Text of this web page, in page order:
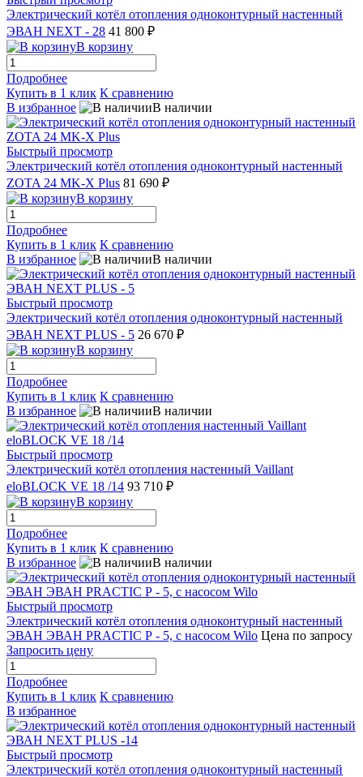
Электрический котёл отопления одноконтурный настенный
ЭВАН NEXT - 28 41 800 ₽
В корзину
Подробнее
Купить в 1 клик К сравнению
В избранное
В наличии
Быстрый просмотр
Электрический котёл отопления одноконтурный настенный
ZOTA 24 MK-X Plus 81 690 ₽
В корзину
Подробнее
Купить в 1 клик К сравнению
В избранное
В наличии
Быстрый просмотр
Электрический котёл отопления одноконтурный настенный
ЭВАН NEXT PLUS - 5 26 670 ₽
В корзину
Подробнее
Купить в 1 клик К сравнению
В избранное
В наличии
Быстрый просмотр
Электрический котёл отопления настенный Vaillant
eloBLOCK VE 18 /14 93 710 ₽
В корзину
Подробнее
Купить в 1 клик К сравнению
В избранное
В наличии
Быстрый просмотр
Электрический котёл отопления одноконтурный настенный
ЭВАН ЭВАН PRACTIC Р - 5, с насосом Wilo Цена по запросу
Запросить цену
Подробнее
Купить в 1 клик К сравнению
В избранное
Быстрый просмотр
Электрический котёл отопления одноконтурный настенный